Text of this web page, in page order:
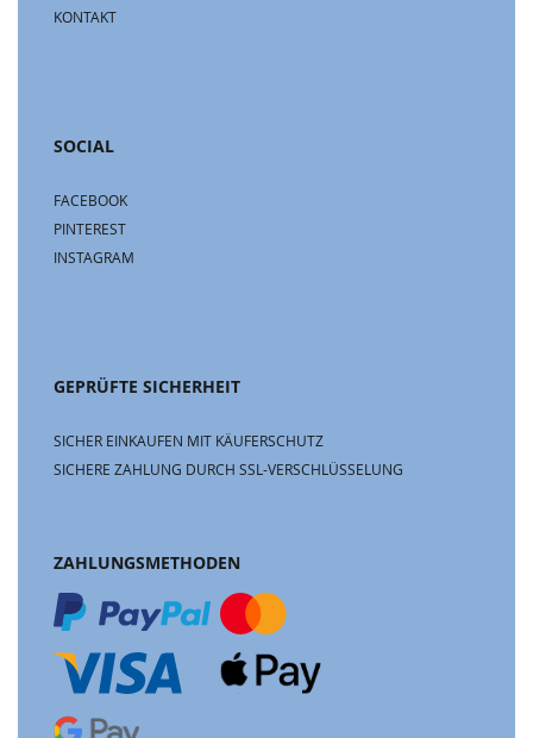
KONTAKT
SOCIAL
FACEBOOK
PINTEREST
INSTAGRAM
GEPRÜFTE SICHERHEIT
SICHER EINKAUFEN MIT KÄUFERSCHUTZ
SICHERE ZAHLUNG DURCH SSL-VERSCHLÜSSELUNG
ZAHLUNGSMETHODEN